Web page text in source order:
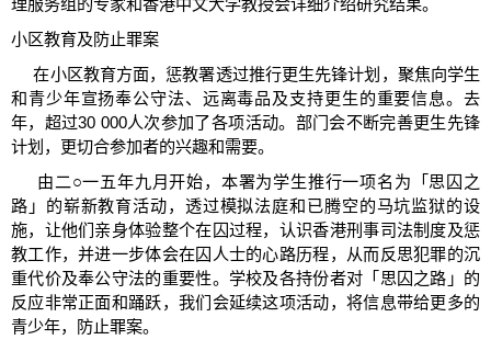
理服务组的专家和香港中文大学教授会详细介绍研究结果。
小区教育及防止罪案
在小区教育方面，惩教署透过推行更生先锋计划，聚焦向学生
和青少年宣扬奉公守法、远离毒品及支持更生的重要信息。去
年，超过30 000人次参加了各项活动。部门会不断完善更生先锋
计划，更切合参加者的兴趣和需要。
由二○一五年九月开始，本署为学生推行一项名为「思囚之
路」的崭新教育活动，透过模拟法庭和已腾空的马坑监狱的设
施，让他们亲身体验整个在囚过程，认识香港刑事司法制度及惩
教工作，并进一步体会在囚人士的心路历程，从而反思犯罪的沉
重代价及奉公守法的重要性。学校及各持份者对「思囚之路」的
反应非常正面和踊跃，我们会延续这项活动，将信息带给更多的
青少年，防止罪案。